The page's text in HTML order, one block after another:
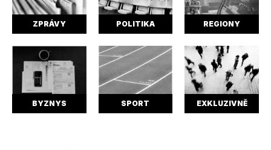
ZPRÁVY POLITIKA REGIONY
BYZNYS SPORT EXKLUZIVNĚ